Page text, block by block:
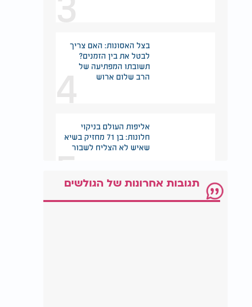
4
בצל האסונות: האם צריך
לבטל את בין הזמנים?
תשובתו המפתיעה של
הרב שלום ארוש
5
אליפות העולם בניקוי
חלונות: בן 71 מחזיק בשיא
שאיש לא הצליח לשבור
תגובות אחרונות של הגולשים